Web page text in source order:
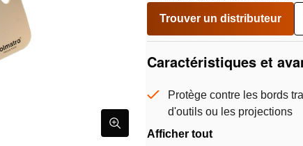
Trouver un distributeur
Caractéristiques et
Protège contre les bords
d'outils ou les projections
Afficher tout